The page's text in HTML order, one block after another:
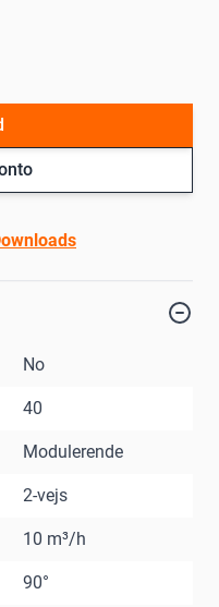
No
40
Modulerende
2-vejs
10 m³/h
90°